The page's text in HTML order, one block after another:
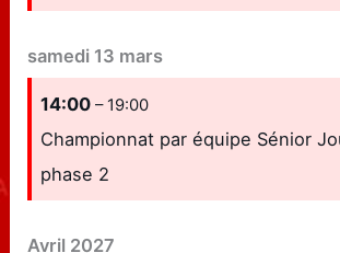
samedi 13 mars
14:00– 19:00
Championnat par équipe Sénior
phase 2
Avril 2027